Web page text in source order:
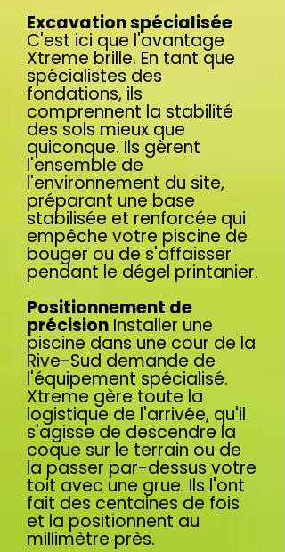
Excavation spécialisée
C'est ici que l'avantage
Xtreme brille. En tant que
spécialistes des
fondations, ils
comprennent la stabilité
des sols mieux que
quiconque. Ils gèrent
l'ensemble de
l'environnement du site,
préparant une base
stabilisée et renforcée qui
empêche votre piscine de
bouger ou de s'affaisser
pendant le dégel printanier.
Positionnement de
précision Installer une
piscine dans une cour de la
Rive-Sud demande de
l'équipement spécialisé.
Xtreme gère toute la
logistique de l'arrivée, qu'il
s'agisse de descendre la
coque sur le terrain ou de
la passer par-dessus votre
toit avec une grue. Ils l'ont
fait des centaines de fois
et la positionnent au
millimètre près.